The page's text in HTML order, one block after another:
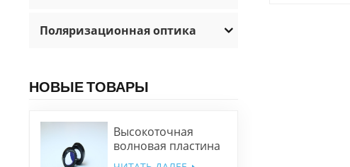
Поляризационная оптика
НОВЫЕ ТОВАРЫ
Высокоточная
волновая пластина
низкого порядка